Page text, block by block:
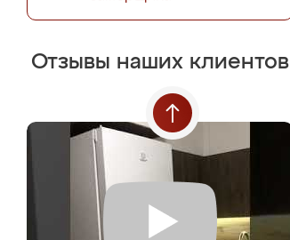
Отзывы наших клиентов